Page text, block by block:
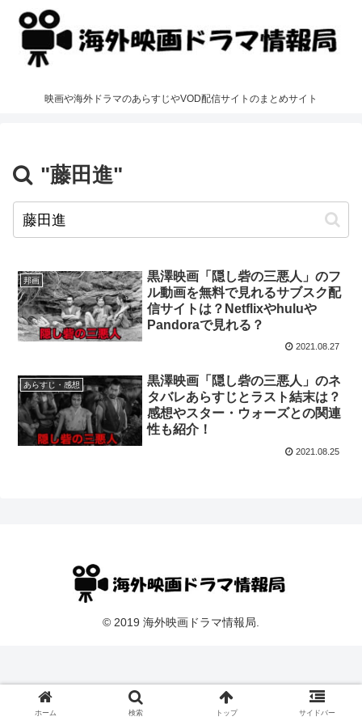
映画や海外ドラマのあらすじやVOD配信サイトのまとめサイト
"藤田進"
邦画
黒澤映画「隠し砦の三悪人」のフ
ル動画を無料で見れるサブスク配
信サイトは？Netflixやhuluや
Pandoraで見れる？
2021.08.27
あらすじ・感想
黒澤映画「隠し砦の三悪人」のネ
タバレあらすじとラスト結末は？
感想やスター・ウォーズとの関連
性も紹介！
2021.08.25
© 2019 海外映画ドラマ情報局.
ホーム 検索 トップ サイドバー